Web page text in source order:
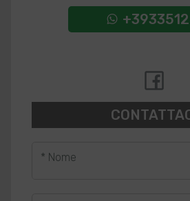
+3933512
* Nome